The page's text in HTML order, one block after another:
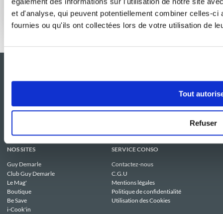
et d'analyse, qui peuvent potentiellement combiner celles-
fournies ou qu'ils ont collectées lors de votre utilisation de
Tout
Refuser
Effet boulangerie assuré à la maison
NOS SITES
Guy Demarle
Club Guy Demarle
Le Mag'
Boutique
Be Save
i-Cook'in
SERVICE CONSO
Contactez-nous
C.G.U
Mentions légales
Politique de confidentialité
Utilisation des Cookies